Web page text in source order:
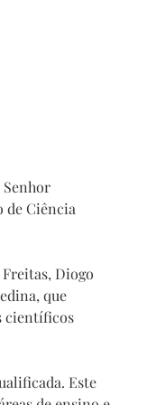
Senhor
de Ciência
Diogo
que
científicos
Este